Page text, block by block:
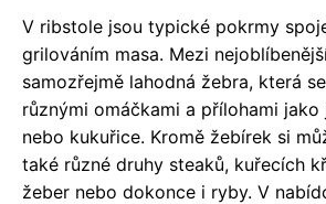
V ribstole jsou typické pokrmy
grilováním masa. Mezi
samozřejmě lahodná žebra, která
různými omáčkami a přílohami jako
nebo kukuřice. Kromě žebírek si
také různé druhy steaků, kuřecích
žeber nebo dokonce i ryby. V